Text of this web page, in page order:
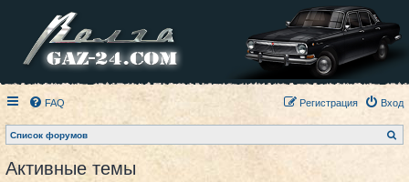
FAQ Вход
Регистрация
Список форумов
о
Активные темы